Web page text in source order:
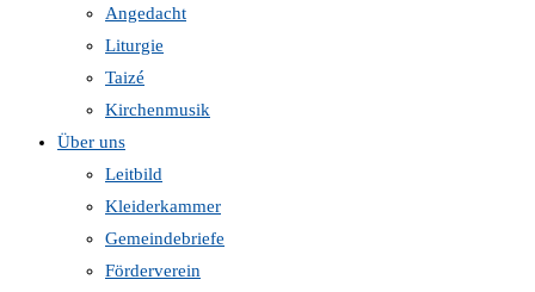
Angedacht
Liturgie
Taizé
Kirchenmusik
Über uns
Leitbild
Kleiderkammer
Gemeindebriefe
Förderverein